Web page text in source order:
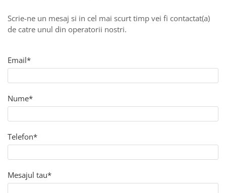
Scrie-ne un mesaj si in cel mai scurt timp vei fi contactat(a)
de catre unul din operatorii nostri.
Email*
Nume*
Telefon*
Mesajul tau*